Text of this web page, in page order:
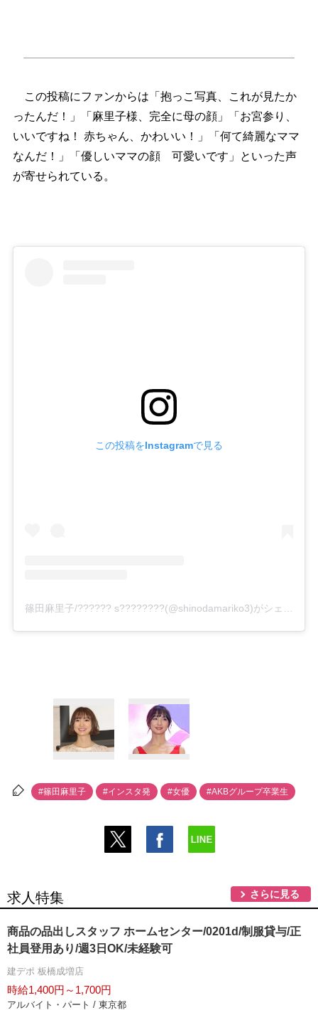
この投稿にファンからは「抱っこ写真、これが見たか
ったんだ！」「麻里子様、完全に母の顔」「お宮参り、
いいですね！ 赤ちゃん、かわいい！」「何て綺麗なママ
なんだ！」「優しいママの顔 可愛いです」といった声
が寄せられている。
この投稿をInstagramで見る
#篠田麻里子 #インスタ発 #女優 #AKBグループ卒業生
求人特集 さらに見る
商品の品出しスタッフ ホームセンター/0201d/制服貸与/正
社員登用あり/週3日OK/未経験可
建デポ 板橋成増店
時給1,400円～1,700円
アルバイト・パート / 東京都